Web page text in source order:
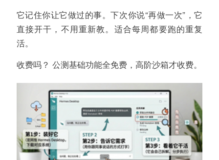
它记住你让它做过的事。下次你说“再做一次”，它
直接开干，不用重新教。适合每周都要跑的重复
活。
收费吗？ 公测基础功能全免费，高阶沙箱才收费。